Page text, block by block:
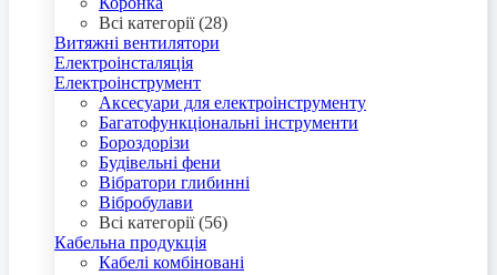
Всі категорії (28)
Витяжні вентилятори
Електроінсталяція
Електроінструмент
Аксесуари для електроінструменту
Багатофункціональні інструменти
Бороздорізи
Будівельні фени
Вібратори глибинні
Вібробулави
Всі категорії (56)
Кабельна продукція
Кабелі комбіновані